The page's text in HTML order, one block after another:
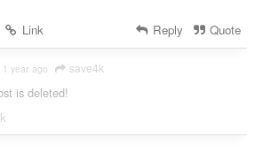
Link Reply Quote
1 year ago save4k
is deleted!